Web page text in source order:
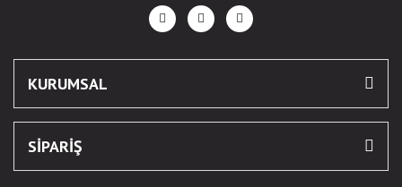
KURUMSAL
SİPARİŞ